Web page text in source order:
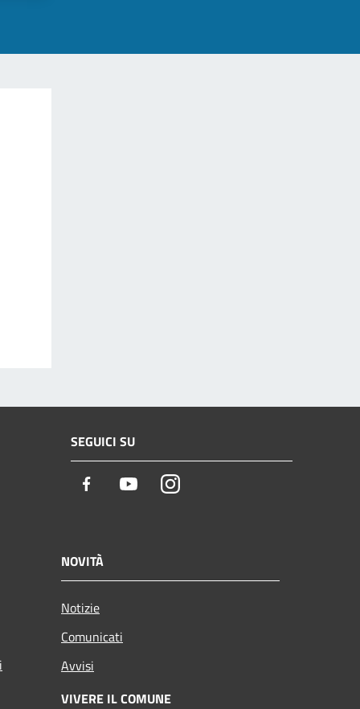
SEGUICI SU
Facebook YoutubeInstagram
NOVITÀ
Notizie
Comunicati
Avvisi
VIVERE IL COMUNE